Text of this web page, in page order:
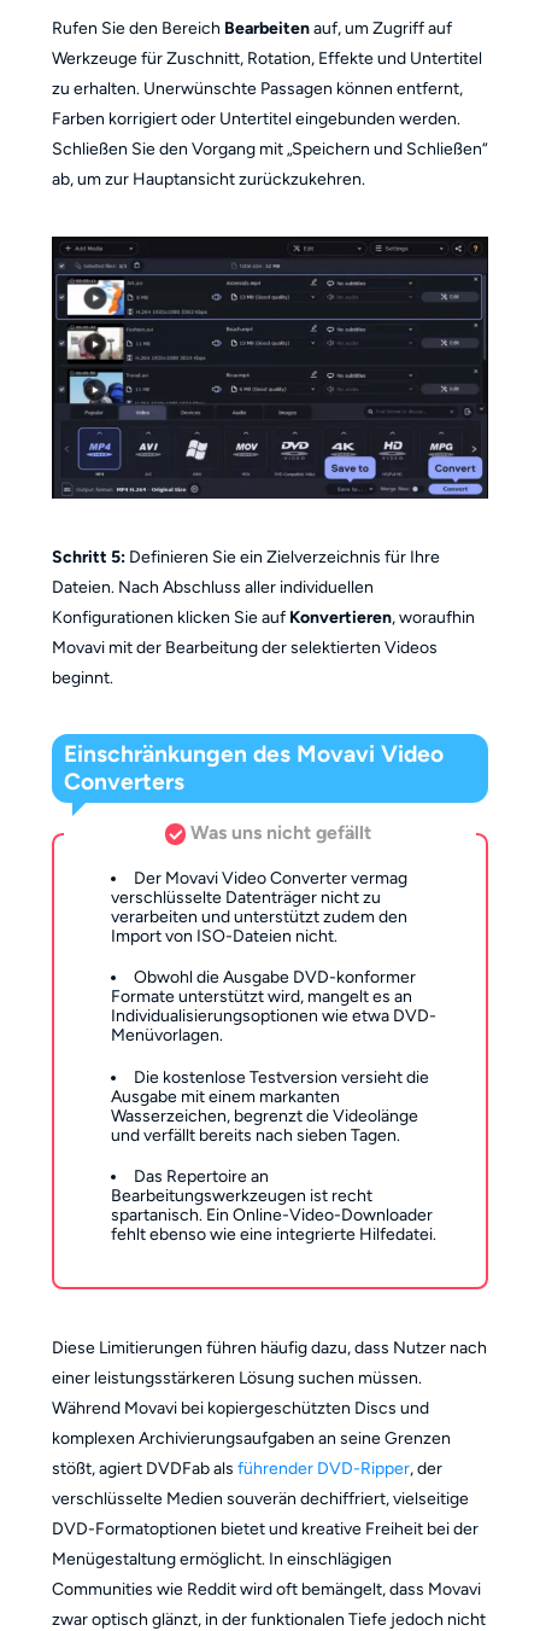
Rufen Sie den Bereich Bearbeitenauf, um Zugriff auf
Werkzeuge für Zuschnitt, Rotation, Effekte und Untertitel
zu erhalten. Unerwünschte Passagen können entfernt,
Farben korrigiert oder Untertitel eingebunden werden.
Schließen Sie den Vorgang mit „Speichern und Schließen“
ab, um zur Hauptansicht zurückzukehren.
Schritt 5:Definieren Sie ein Zielverzeichnis für Ihre
Dateien. Nach Abschluss aller individuellen
Konfigurationen klicken Sie auf Konvertieren, woraufhin
Movavi mit der Bearbeitung der selektierten Videos
beginnt.
Einschränkungen des Movavi Video
Converters
Was uns nicht gefällt
Der Movavi Video Converter vermag
verschlüsselte Datenträger nicht zu
verarbeiten und unterstützt zudem den
Import von ISO-Dateien nicht.
Obwohl die Ausgabe DVD-konformer
Formate unterstützt wird, mangelt es an
Individualisierungsoptionen wie etwa DVD-
Menüvorlagen.
Die kostenlose Testversion versieht die
Ausgabe mit einem markanten
Wasserzeichen, begrenzt die Videolänge
und verfällt bereits nach sieben Tagen.
Das Repertoire an
Bearbeitungswerkzeugen ist recht
spartanisch. Ein Online-Video-Downloader
fehlt ebenso wie eine integrierte Hilfedatei.
Diese Limitierungen führen häufig dazu, dass Nutzer nach
einer leistungsstärkeren Lösung suchen müssen.
Während Movavi bei kopiergeschützten Discs und
komplexen Archivierungsaufgaben an seine Grenzen
stößt, agiert DVDFab als führender DVD-Ripper, der
verschlüsselte Medien souverän dechiffriert, vielseitige
DVD-Formatoptionen bietet und kreative Freiheit bei der
Menügestaltung ermöglicht. In einschlägigen
Communities wie Reddit wird oft bemängelt, dass Movavi
zwar optisch glänzt, in der funktionalen Tiefe jedoch nicht